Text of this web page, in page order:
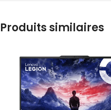
Produits similaires